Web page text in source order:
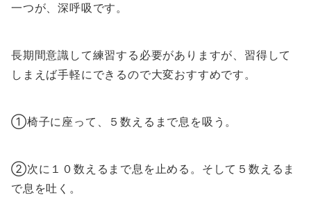
一つが、深呼吸です。
長期間意識して練習する必要がありますが、習得して
しまえば手軽にできるので大変おすすめです。
①椅子に座って、５数えるまで息を吸う。
②次に１０数えるまで息を止める。そして５数えるま
で息を吐く。